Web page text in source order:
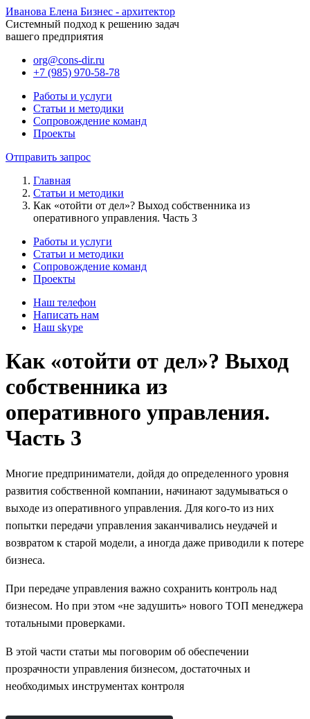
Иванова Елена Бизнес - архитектор
Системный подход к решению задач
вашего предприятия
org@cons-dir.ru
+7 (985) 970-58-78
Работы и услуги
Статьи и методики
Сопровождение команд
Проекты
Отправить запрос
Главная
Статьи и методики
Как «отойти от дел»? Выход собственника из
оперативного управления. Часть 3
Работы и услуги
Статьи и методики
Сопровождение команд
Проекты
Наш телефон
Написать нам
Наш skype
Как «отойти от дел»? Выход
собственника из
оперативного управления.
Часть 3
Многие предприниматели, дойдя до определенного уровня
развития собственной компании, начинают задумываться о
выходе из оперативного управления. Для кого-то из них
попытки передачи управления заканчивались неудачей и
возвратом к старой модели, а иногда даже приводили к потере
бизнеса.
При передаче управления важно сохранить контроль над
бизнесом. Но при этом «не задушить» нового ТОП менеджера
тотальными проверками.
В этой части статьи мы поговорим об обеспечении
прозрачности управления бизнесом, достаточных и
необходимых инструментах контроля